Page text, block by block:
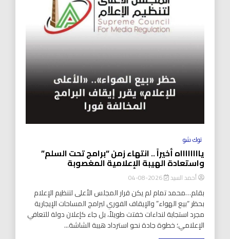
توك شو
يااااااااه أخيراً .. انتهاء زمن “برامج تحت السلم”
واستعادة الهيبة الإعلامية المغصوبة
أحمد السيد 2026-08-04
بقلم…محمد تمام لم يكن قرار المجلس الأعلى لتنظيم الإعلام
بحظر “بيع الهواء” والإيقاف الفوري لبرامج المساحات الإيجارية
مجرد استجابة لنداءات خفتت طويلاً، بل جاء كإعلان دولة للتعافي
الإعلامي؛ خطوة جادة نحو استرداد هيبة الشاشة...